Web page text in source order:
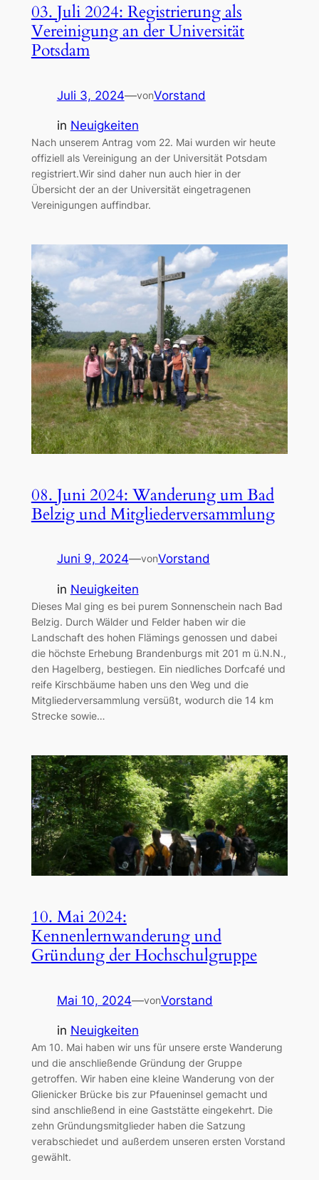
03. Juli 2024: Registrierung als
Vereinigung an der Universität
Potsdam
Juli 3, 2024—vonVorstand
in Neuigkeiten
Nach unserem Antrag vom 22. Mai wurden wir heute
offiziell als Vereinigung an der Universität Potsdam
registriert.Wir sind daher nun auch hier in der
Übersicht der an der Universität eingetragenen
Vereinigungen auffindbar.
08. Juni 2024: Wanderung um Bad
Belzig und Mitgliederversammlung
Juni 9, 2024—vonVorstand
in Neuigkeiten
Dieses Mal ging es bei purem Sonnenschein nach Bad
Belzig. Durch Wälder und Felder haben wir die
Landschaft des hohen Flämings genossen und dabei
die höchste Erhebung Brandenburgs mit 201 m ü.N.N.,
den Hagelberg, bestiegen. Ein niedliches Dorfcafé und
reife Kirschbäume haben uns den Weg und die
Mitgliederversammlung versüßt, wodurch die 14 km
Strecke sowie…
10. Mai 2024:
Kennenlernwanderung und
Gründung der Hochschulgruppe
Mai 10, 2024—vonVorstand
in Neuigkeiten
Am 10. Mai haben wir uns für unsere erste Wanderung
und die anschließende Gründung der Gruppe
getroffen. Wir haben eine kleine Wanderung von der
Glienicker Brücke bis zur Pfaueninsel gemacht und
sind anschließend in eine Gaststätte eingekehrt. Die
zehn Gründungsmitglieder haben die Satzung
verabschiedet und außerdem unseren ersten Vorstand
gewählt.